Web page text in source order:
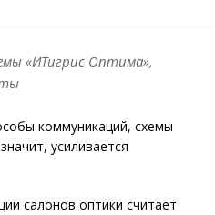
«ИТигрис Оптима»,
коммуникаций, схемы
усиливается
салонов оптики считает